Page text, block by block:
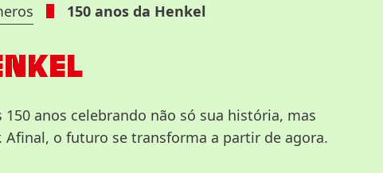
150 anos da Henkel
150 anos celebrando não só sua história, mas
o futuro se transforma a partir de agora.